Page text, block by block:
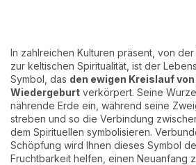
In zahlreichen Kulturen präsent, von
zur keltischen Spiritualität, ist der
Symbol, das den ewigen Kreislauf von
Wiedergeburt verkörpert. Seine
nährende Erde ein, während seine
streben und so die Verbindung
dem Spirituellen symbolisieren.
Schöpfung wird Ihnen dieses Symbol
Fruchtbarkeit helfen, einen Neuanfang